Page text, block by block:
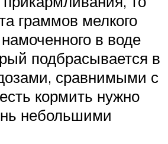
граммов мелкого
намоченного в воде
подбрасывается в
сравнимыми с
кормить нужно
небольшими